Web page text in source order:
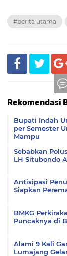
#berita utama
Rekomendasi
Bupati Indah
per Semester
Mampu
Sebabkan
LH Situbondo
Antisipasi
Siapkan
BMKG
Puncaknya di
Alami 9 Kali
Lumajang